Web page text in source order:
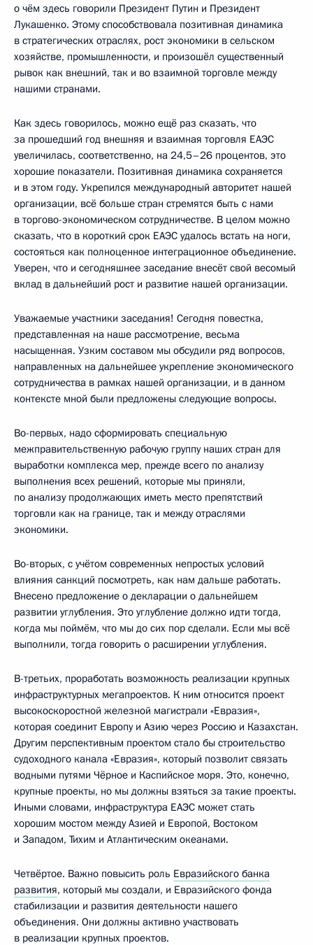
о чём здесь говорили Президент Путин и Президент
Лукашенко. Этому способствовала позитивная динамика
в стратегических отраслях, рост экономики в сельском
хозяйстве, промышленности, и произошёл существенный
рывок как внешний, так и во взаимной торговле между
нашими странами.
Как здесь говорилось, можно ещё раз сказать, что
за прошедший год внешняя и взаимная торговля ЕАЭС
увеличилась, соответственно, на 24,5–26 процентов, это
хорошие показатели. Позитивная динамика сохраняется
и в этом году. Укрепился международный авторитет нашей
организации, всё больше стран стремятся быть с нами
в торгово-экономическом сотрудничестве. В целом можно
сказать, что в короткий срок ЕАЭС удалось встать на ноги,
состояться как полноценное интеграционное объединение.
Уверен, что и сегодняшнее заседание внесёт свой весомый
вклад в дальнейший рост и развитие нашей организации.
Уважаемые участники заседания! Сегодня повестка,
представленная на наше рассмотрение, весьма
насыщенная. Узким составом мы обсудили ряд вопросов,
направленных на дальнейшее укрепление экономического
сотрудничества в рамках нашей организации, и в данном
контексте мной были предложены следующие вопросы.
Во-первых, надо сформировать специальную
межправительственную рабочую группу наших стран для
выработки комплекса мер, прежде всего по анализу
выполнения всех решений, которые мы приняли,
по анализу продолжающих иметь место препятствий
торговли как на границе, так и между отраслями
экономики.
Во-вторых, с учётом современных непростых условий
влияния санкций посмотреть, как нам дальше работать.
Внесено предложение о декларации о дальнейшем
развитии углубления. Это углубление должно идти тогда,
когда мы поймём, что мы до сих пор сделали. Если мы всё
выполнили, тогда говорить о расширении углубления.
В-третьих, проработать возможность реализации крупных
инфраструктурных мегапроектов. К ним относится проект
высокоскоростной железной магистрали «Евразия»,
которая соединит Европу и Азию через Россию и Казахстан.
Другим перспективным проектом стало бы строительство
судоходного канала «Евразия», который позволит связать
водными путями Чёрное и Каспийское моря. Это, конечно,
крупные проекты, но мы должны взяться за такие проекты.
Иными словами, инфраструктура ЕАЭС может стать
хорошим мостом между Азией и Европой, Востоком
и Западом, Тихим и Атлантическим океанами.
Четвёртое. Важно повысить роль Евразийского банка
развития, который мы создали, и Евразийского фонда
стабилизации и развития деятельности нашего
объединения. Они должны активно участвовать
в реализации крупных проектов.